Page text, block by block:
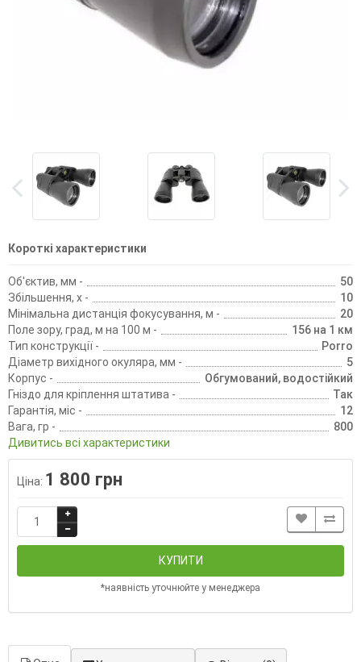
Короткі характеристики
Об'єктив, мм -
50
Збільшення, х -
10
Мінімальна дистанція фокусування, м -
20
Поле зору, град, м на 100 м -
156 на 1 км
Тип конструкції -
Porro
Діаметр вихідного окуляра, мм -
5
Корпус -
Обгумований, водостійкий
Гніздо для кріплення штатива -
Так
Гарантія, міс -
12
Вага, гр -
800
Дивитись всі характеристики
Ціна: 1 800 грн
КУПИТИ
*наявність уточнюйте у менеджера